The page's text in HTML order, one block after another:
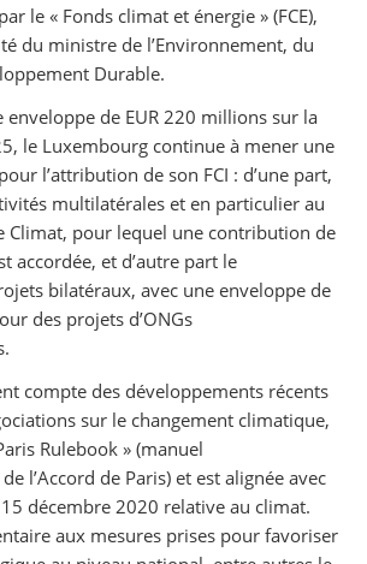
le « Fonds climat et énergie » (FCE),
du ministre de l’Environnement, du
Durable.
enveloppe de EUR 220 millions sur la
le Luxembourg continue à mener une
l’attribution de son FCI : d’une part,
multilatérales et en particulier au
Climat, pour lequel une contribution de
accordée, et d’autre part le
bilatéraux, avec une enveloppe de
des projets d’ONGs
compte des développements récents
sur le changement climatique,
Rulebook » (manuel
l’Accord de Paris) et est alignée avec
décembre 2020 relative au climat.
aux mesures prises pour favoriser